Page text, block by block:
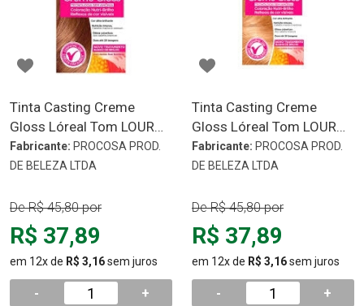
Tinta Casting Creme
Gloss Lóreal Tom LOUR
NATURAL 700
Fabricante: PROCOSA PROD.
DE BELEZA LTDA
DeR$ 45,80por
R$ 37,89
em 12x de R$ 3,16sem juros
- +
Tinta Casting Creme
Gloss Lóreal Tom LOURO
BAUNILHA 800
Fabricante: PROCOSA PROD.
DE BELEZA LTDA
DeR$ 45,80por
R$ 37,89
em 12x de R$ 3,16sem juros
- +